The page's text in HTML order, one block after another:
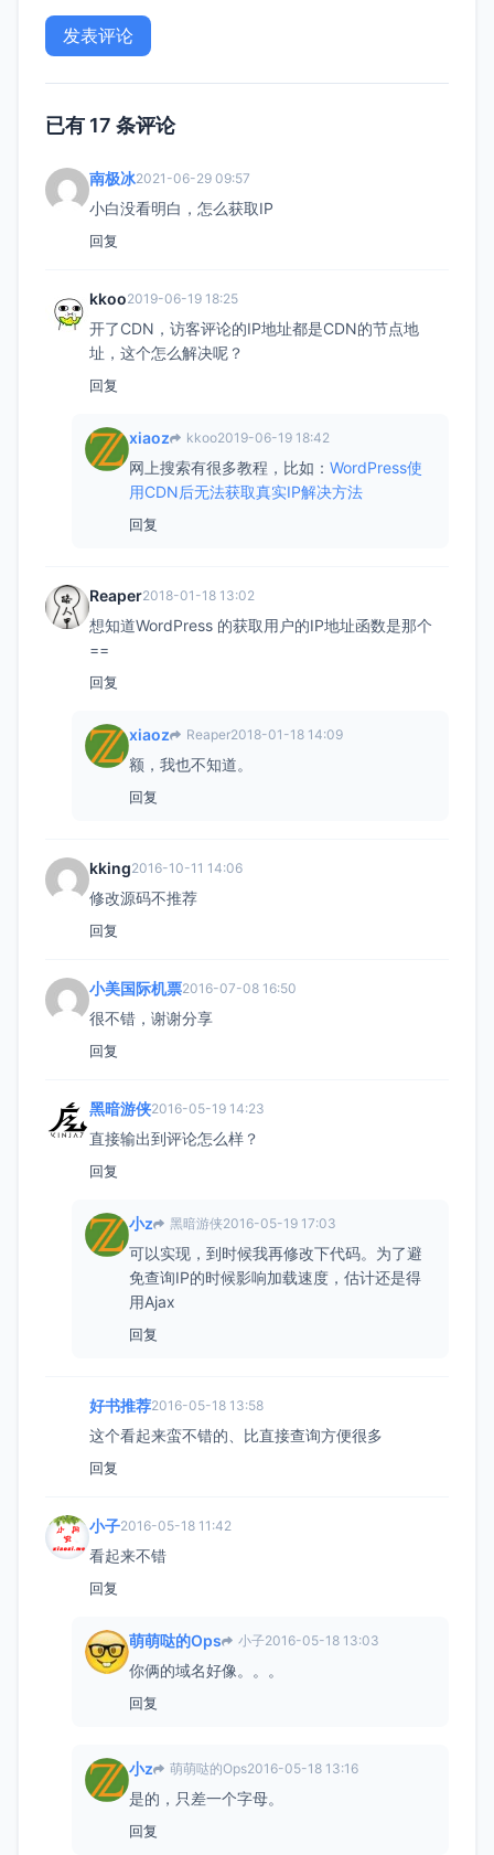
已有 17 条评论
南极冰2021-06-29 09:57
小白没看明白，怎么获取IP
回复
kkoo2019-06-19 18:25
开了CDN，访客评论的IP地址都是CDN的节点地
址，这个怎么解决呢？
回复
xiaoz kkoo2019-06-19 18:42
网上搜索有很多教程，比如： WordPress使
用CDN后无法获取真实IP解决方法
回复
Reaper2018-01-18 13:02
想知道WordPress 的获取用户的IP地址函数是那个
==
回复
xiaoz Reaper2018-01-18 14:09
额，我也不知道。
回复
kking2016-10-11 14:06
修改源码不推荐
回复
小美国际机票2016-07-08 16:50
很不错，谢谢分享
回复
黑暗游侠2016-05-19 14:23
直接输出到评论怎么样？
回复
小z 黑暗游侠2016-05-19 17:03
可以实现，到时候我再修改下代码。为了避
免查询IP的时候影响加载速度，估计还是得
用Ajax
回复
好书推荐2016-05-18 13:58
这个看起来蛮不错的、比直接查询方便很多
回复
小子2016-05-18 11:42
看起来不错
回复
萌萌哒的Ops 小子2016-05-18 13:03
你俩的域名好像。。。
回复
小z 萌萌哒的Ops2016-05-18 13:16
是的，只差一个字母。
回复